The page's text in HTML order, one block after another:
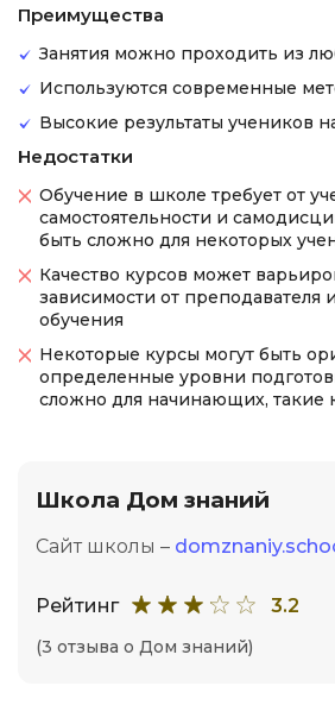
Преимущества
Занятия можно проходить из
Используются современные
Высокие результаты учеников
Недостатки
Обучение в школе требует от
самостоятельности и
быть сложно для некоторых
Качество курсов может
зависимости от преподавателя
обучения
Некоторые курсы могут быть
определенные уровни
сложно для начинающих, такие
Школа Дом знаний
Сайт школы –
Рейтинг 3.2
(3 отзыва о Дом знаний)